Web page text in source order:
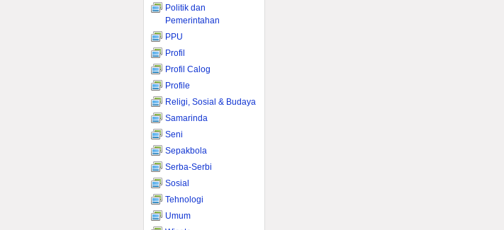
Politik dan
Pemerintahan
PPU
Profil
Profil Calog
Profile
Religi, Sosial & Budaya
Samarinda
Seni
Sepakbola
Serba-Serbi
Sosial
Tehnologi
Umum